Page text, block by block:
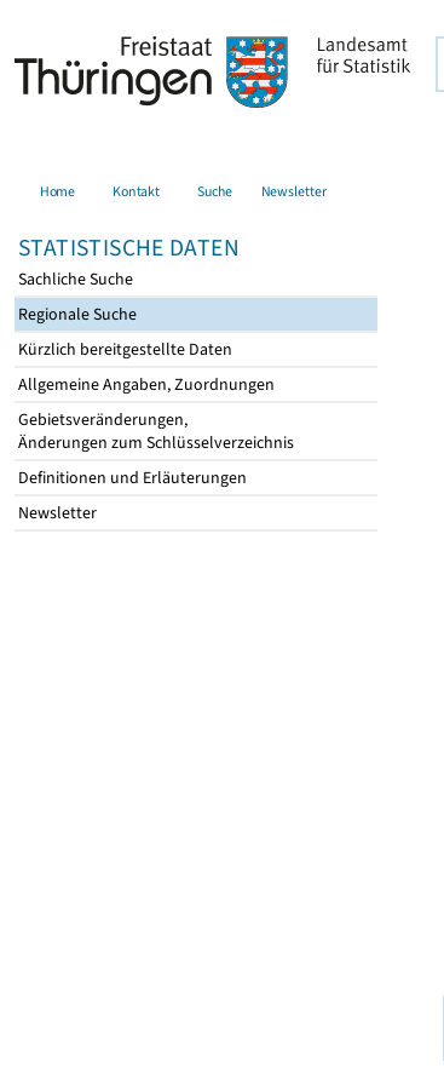
Home Kontakt Suche Newsletter
STATISTISCHE DATEN
Sachliche Suche
Regionale Suche
Kürzlich bereitgestellte Daten
Allgemeine Angaben, Zuordnungen
Gebietsveränderungen,
Änderungen zum Schlüsselverzeichnis
Definitionen und Erläuterungen
Newsletter